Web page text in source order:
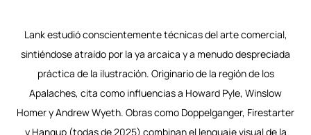
Lank estudió conscientemente técnicas del arte comercial,
sintiéndose atraído por la ya arcaica y a menudo despreciada
práctica de la ilustración. Originario de la región de los
Apalaches, cita como influencias a Howard Pyle, Winslow
Homer y Andrew Wyeth. Obras como Doppelganger, Firestarter
y Hangup (todas de 2025) combinan el lenguaje visual de la